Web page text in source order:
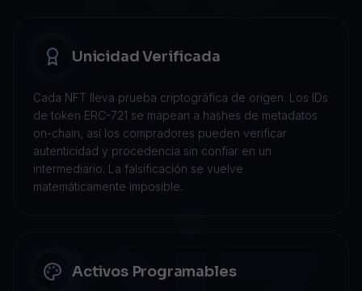
Unicidad Verificada
Cada NFT lleva prueba criptográfica de origen. Los IDs
de token ERC-721 se mapean a hashes de metadatos
on-chain, así los compradores pueden verificar
autenticidad y procedencia sin confiar en un
intermediario. La falsificación se vuelve
matemáticamente imposible.
Activos Programables